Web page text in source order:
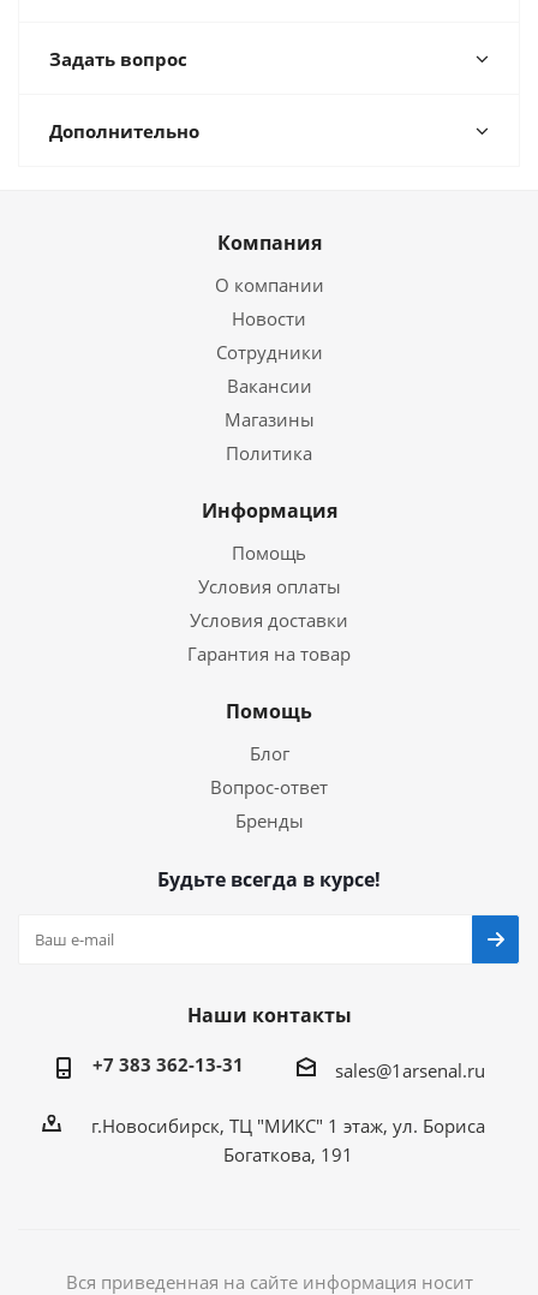
Задать вопрос
Дополнительно
Компания
О компании
Новости
Сотрудники
Вакансии
Магазины
Политика
Информация
Помощь
Условия оплаты
Условия доставки
Гарантия на товар
Помощь
Блог
Вопрос-ответ
Бренды
Будьте всегда в курсе!
Наши контакты
+7 383 362-13-31 sales@1arsenal.ru
г.Новосибирск, ТЦ "МИКС" 1 этаж, ул. Бориса
Богаткова, 191
Вся приведенная на сайте информация носит